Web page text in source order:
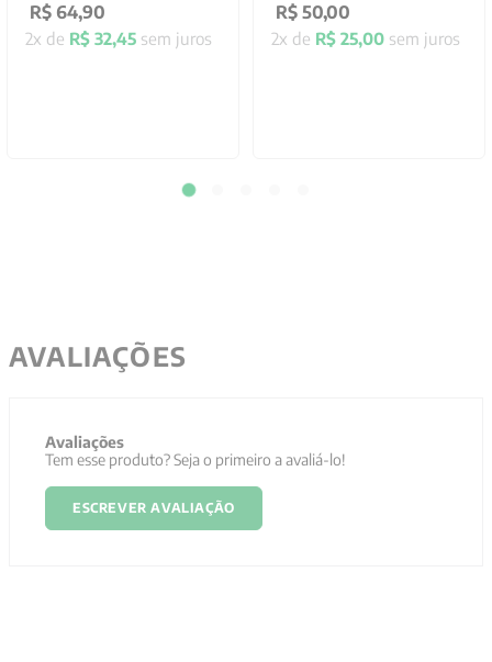
R$ 64,90
2x de R$ 32,45 sem juros
R$ 50,00
2x de R$ 25,00 sem juros
AVALIAÇÕES
Avaliações
Tem esse produto? Seja o primeiro a avaliá-lo!
ESCREVER AVALIAÇÃO